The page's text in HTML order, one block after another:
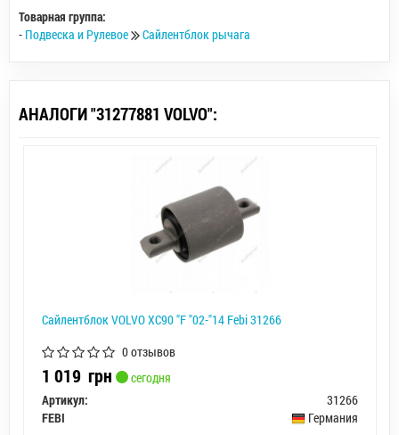
Товарная группа:
- Подвеска и Рулевое Сайлентблок рычага
АНАЛОГИ "31277881 VOLVO":
Сайлентблок VOLVO XC90 "F "02-"14 Febi 31266
0 отзывов
1 019 грн
сегодня
Артикул:
31266
FEBI
Германия